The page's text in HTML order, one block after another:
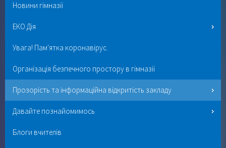
Новини гімназії
ЕКО Дія
Увага! Пам'ятка коронавірус.
Організація безпечного простору в гімназії
Прозорість та інформаційна відкритість закладу
Давайте познайомимось
Блоги вчителів